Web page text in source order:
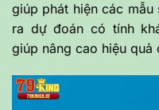
giúp phát hiện các
ra dự đoán có tính
giúp nâng cao hiệu quả